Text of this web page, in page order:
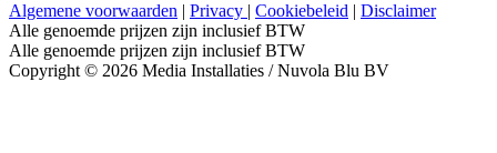
Algemene voorwaarden | Privacy | Cookiebeleid | Disclaimer
Alle genoemde prijzen zijn inclusief BTW
Alle genoemde prijzen zijn inclusief BTW
Copyright © 2026 Media Installaties / Nuvola Blu BV